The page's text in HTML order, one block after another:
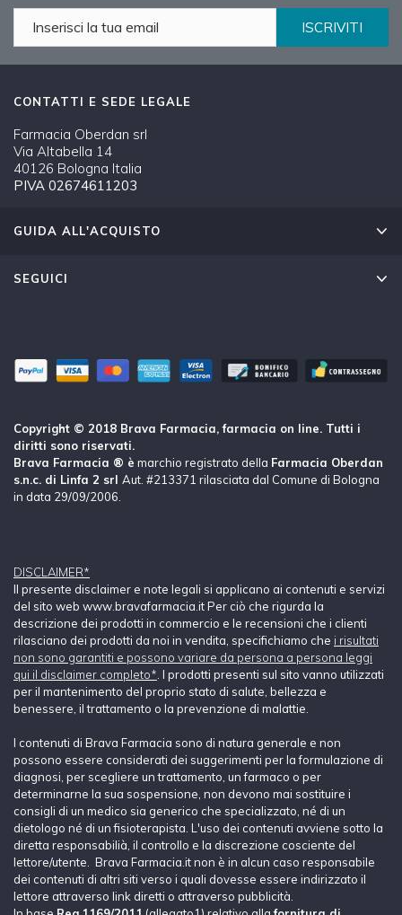
ISCRIVITI
CONTATTI E SEDE LEGALE
Farmacia Oberdan srl
Via Altabella 14
40126 Bologna Italia
PIVA 02674611203
GUIDA ALL'ACQUISTO
SEGUICI
Copyright © 2018 Brava Farmacia, farmacia on line. Tutti i
diritti sono riservati.
Brava Farmacia ® è marchio registrato della Farmacia Oberdan
s.n.c. di Linfa 2 srl Aut. #213371 rilasciata dal Comune di Bologna
in data 29/09/2006.
DISCLAIMER*
Il presente disclaimer e note legali si applicano ai contenuti e servizi
del sito web www.bravafarmacia.it Per ciò che rigurda la
descrizione dei prodotti in commercio e le recensioni che i clienti
rilasciano dei prodotti da noi in vendita, specifichiamo che i risultati
non sono garantiti e possono variare da persona a persona leggi
qui il disclaimer completo* . I prodotti presenti sul sito vanno utilizzati
per il mantenimento del proprio stato di salute, bellezza e
benessere, il trattamento o la prevenzione di malattie.
I contenuti di Brava Farmacia sono di natura generale e non
possono essere considerati dei suggerimenti per la formulazione di
diagnosi, per scegliere un trattamento, un farmaco o per
determinarne la sua sospensione, non devono mai sostituire i
consigli di un medico sia generico che specializzato, né di un
dietologo né di un fisioterapista. L'uso dei contenuti avviene sotto la
diretta responsabilià, il controllo e la discrezione cosciente del
lettore/utente. Brava Farmacia.it non è in alcun caso responsabile
dei contenuti di altri siti verso i quali dovesse essere indirizzato il
lettore attraverso link diretti o attraverso pubblicità.